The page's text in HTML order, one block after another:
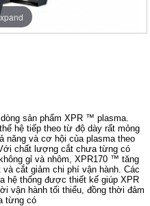
sản phẩm XPR ™ plasma.
hệ tiếp theo từ độ dày rất mỏng
năng và cơ hội của plasma theo
chất lượng cắt chưa từng có
gỉ và nhôm, XPR170 ™ tăng
cắt giảm chi phí vận hành. Các
hệ thống được thiết kế giúp XPR
vận hành tối thiểu, đồng thời đảm
từng có